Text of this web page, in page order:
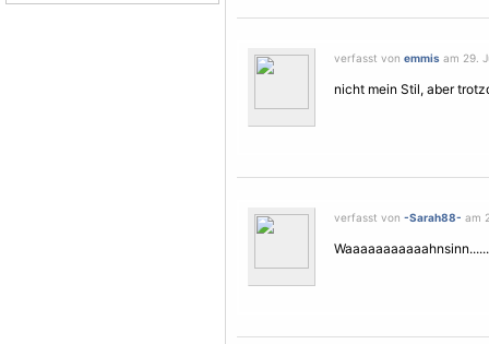
verfasst von emmis am 29.
nicht mein Stil, aber
verfasst von -Sarah88- am